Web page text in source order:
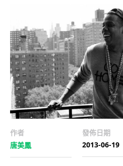
作者
唐美鳳
發佈日期
2013-06-19